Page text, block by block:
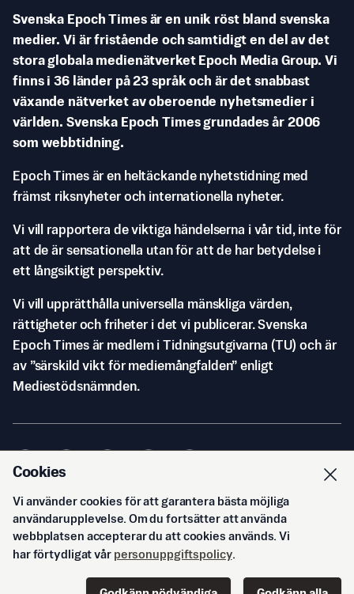
Svenska Epoch Times är en unik röst bland svenska
medier. Vi är fristående och samtidigt en del av det
stora globala medienätverket Epoch Media Group. Vi
finns i 36 länder på 23 språk och är det snabbast
växande nätverket av oberoende nyhetsmedier i
världen. Svenska Epoch Times grundades år 2006
som webbtidning.
Epoch Times är en heltäckande nyhetstidning med
främst riksnyheter och internationella nyheter.
Vi vill rapportera de viktiga händelserna i vår tid, inte för
att de är sensationella utan för att de har betydelse i
ett långsiktigt perspektiv.
Vi vill upprätthålla universella mänskliga värden,
rättigheter och friheter i det vi publicerar. Svenska
Epoch Times är medlem i Tidningsutgivarna (TU) och är
av ”särskild vikt för mediemångfalden” enligt
Mediestödsnämnden.
© Svenska Epoch Times AB2026
Cookies
Vi använder cookies för att garantera bästa möjliga
användarupplevelse. Om du fortsätter att använda
webbplatsen accepterar du att cookies används. Vi
har förtydligat vår personuppgiftspolicy.